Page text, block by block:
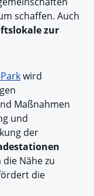
schaffen. Auch
zur
wird
Maßnahmen
und
der
Nähe zu
die